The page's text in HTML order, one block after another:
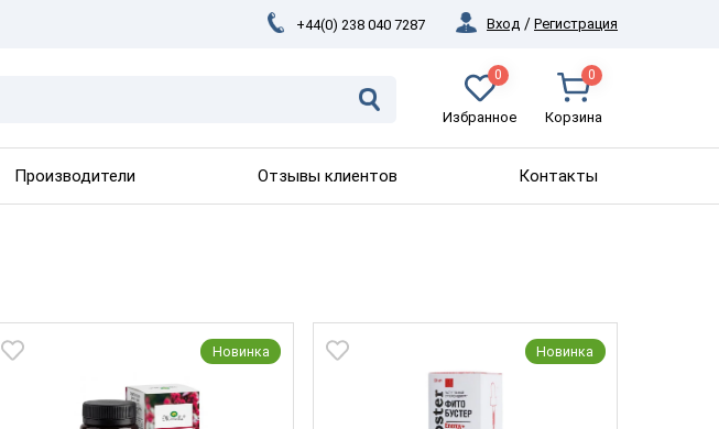
+44(0) 238 040 7287 Вход / Регистрация
0
Избранное
0
Корзина
Производители Отзывы клиентов Контакты
Новинка Новинка